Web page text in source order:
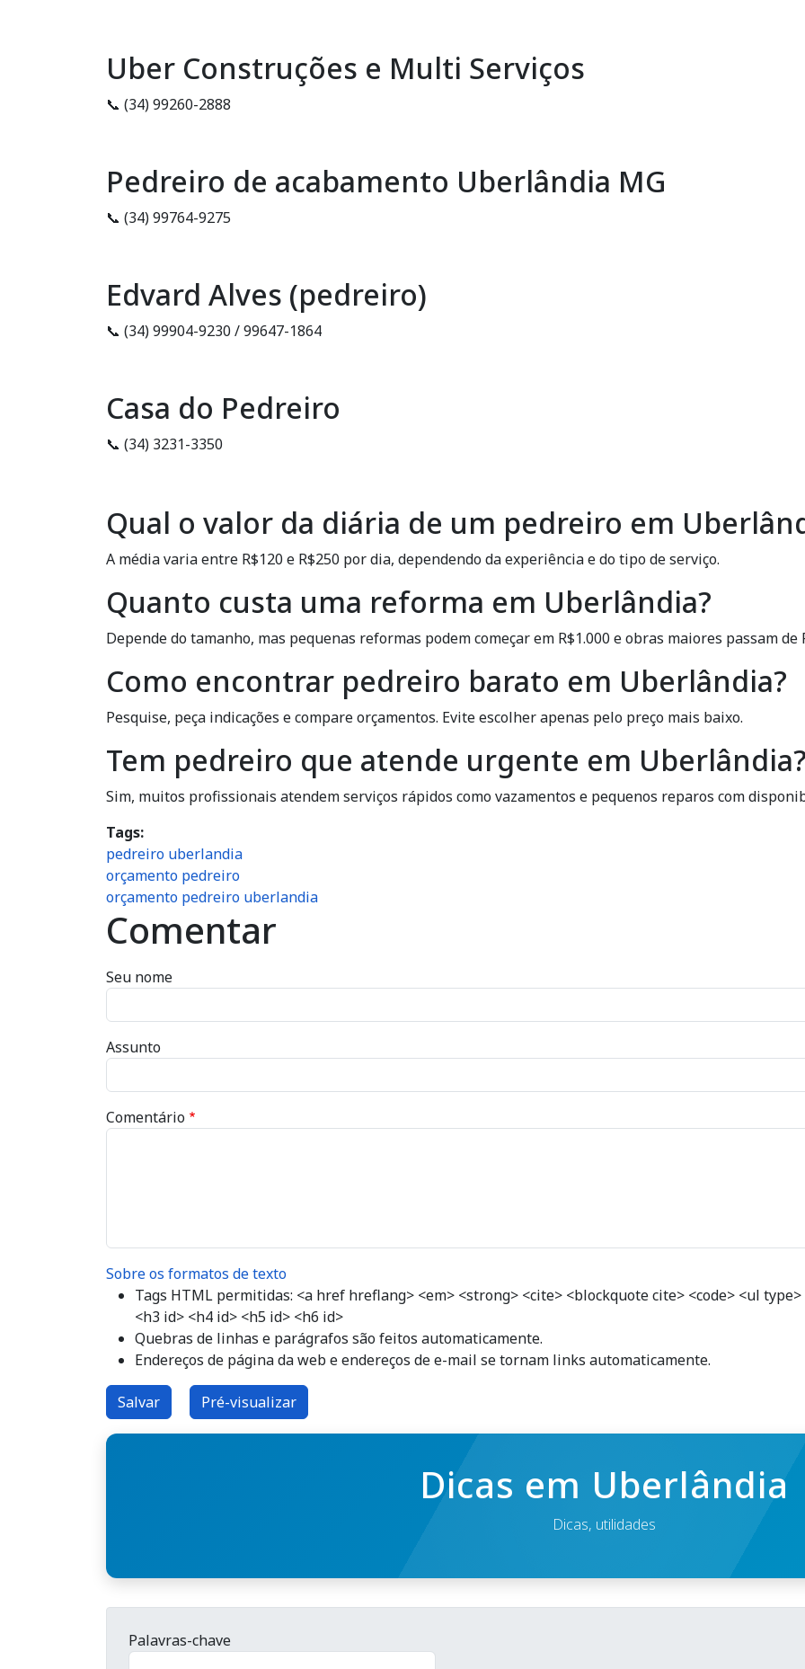
Uber Construções e Multi Serviços
📞 (34) 99260-2888
Pedreiro de acabamento Uberlândia MG
📞 (34) 99764-9275
Edvard Alves (pedreiro)
📞 (34) 99904-9230 / 99647-1864
Casa do Pedreiro
📞 (34) 3231-3350
Qual o valor da diária de um pedreiro em
A média varia entre R$120 e R$250 por dia, dependendo da experiência e do tipo de serviço.
Quanto custa uma reforma em Uberlândia?
Depende do tamanho, mas pequenas reformas podem começar em R$1.000 e obras maiores passam de
Como encontrar pedreiro barato em Uberlândia?
Pesquise, peça indicações e compare orçamentos. Evite escolher apenas pelo preço mais baixo.
Tem pedreiro que atende urgente em
Sim, muitos profissionais atendem serviços rápidos como vazamentos e pequenos reparos com
Tags
pedreiro uberlandia
orçamento pedreiro
orçamento pedreiro uberlandia
Comentar
Seu nome
Assunto
Comentário
Sobre os formatos de texto
Tags HTML permitidas: <a href hreflang> <em> <strong> <cite> <blockquote cite> <code> <ul
<h3 id> <h4 id> <h5 id> <h6 id>
Quebras de linhas e parágrafos são feitos automaticamente.
Endereços de página da web e endereços de e-mail se tornam links automaticamente.
Dicas em Uberlândia
Dicas, utilidades
Palavras-chave